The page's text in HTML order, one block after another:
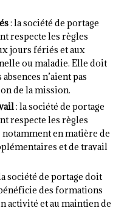
: la société de portage
respecte les règles
jours fériés et aux
ou maladie. Elle doit
n’aient pas
de la mission.
: la société de portage
respecte les règles
en matière de
et de travail
société de portage doit
des formations
activité et au maintien de